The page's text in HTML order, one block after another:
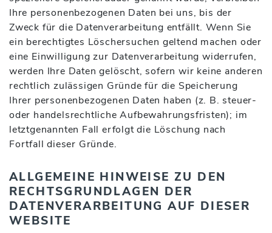
Ihre personenbezogenen Daten bei uns, bis der
Zweck für die Datenverarbeitung entfällt. Wenn Sie
ein berechtigtes Löschersuchen geltend machen oder
eine Einwilligung zur Datenverarbeitung widerrufen,
werden Ihre Daten gelöscht, sofern wir keine anderen
rechtlich zulässigen Gründe für die Speicherung
Ihrer personenbezogenen Daten haben (z. B. steuer-
oder handelsrechtliche Aufbewahrungsfristen); im
letztgenannten Fall erfolgt die Löschung nach
Fortfall dieser Gründe.
ALLGEMEINE HINWEISE ZU DEN
RECHTSGRUNDLAGEN DER
DATENVERARBEITUNG AUF DIESER
WEBSITE